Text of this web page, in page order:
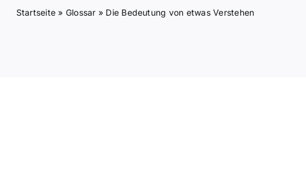
Startseite » Glossar » Die Bedeutung von etwas Verstehen